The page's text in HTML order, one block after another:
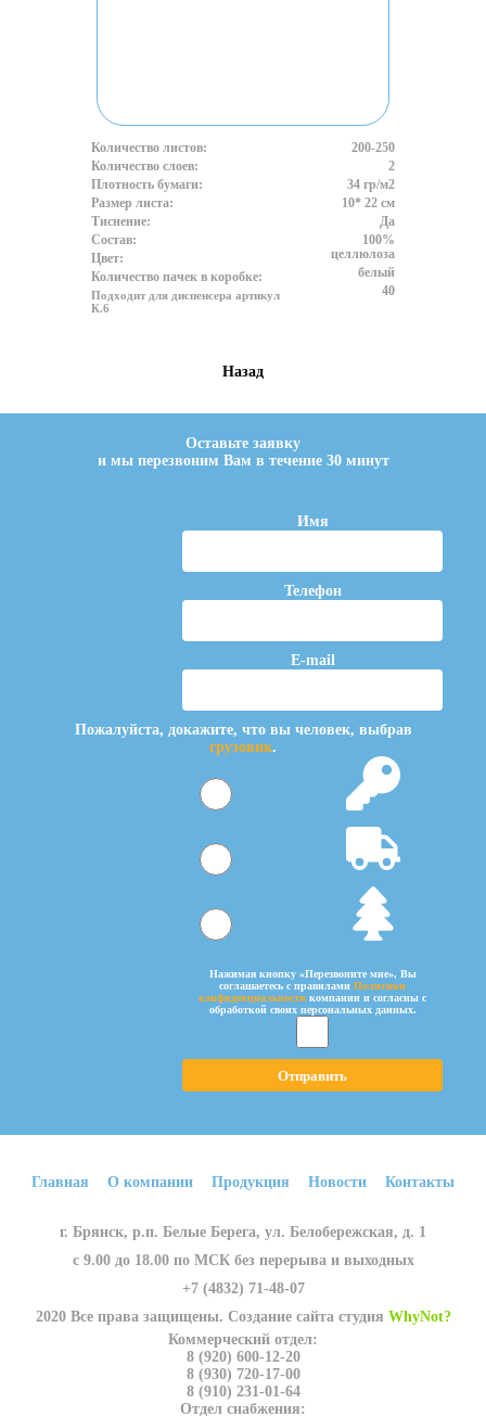
Количество листов:
Количество слоев:
Плотность бумаги:
Размер листа:
Тиснение:
Состав:
Цвет:
Количество пачек в коробке:
Подходит для диспенсера артикул
К.6
200-250
2
34 гр/м2
10* 22 см
Да
100%
целлюлоза
белый
40
Назад
Оставьте заявку
и мы перезвоним Вам в течение 30 минут
Имя
Телефон
E-mail
Пожалуйста, докажите, что вы человек, выбрав
грузовик.
Нажимая кнопку «Перезвоните мне», Вы
соглашаетесь c правилами Политики
конфиденциальности компании и согласны с
обработкой своих персональных данных.
Главная О компании Продукция Новости Контакты
г. Брянск, р.п. Белые Берега, ул. Белобережская, д. 1
с 9.00 до 18.00 по МСК без перерыва и выходных
+7 (4832) 71-48-07
2020 Все права защищены. Создание сайта студия WhyNot?
Коммерческий отдел:
8 (920) 600-12-20
8 (930) 720-17-00
8 (910) 231-01-64
Отдел снабжения: